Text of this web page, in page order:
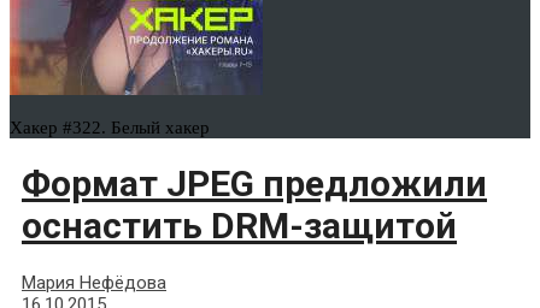
Хакер #322. Белый хакер
Формат JPEG предложили
оснастить DRM-защитой
Мария Нефёдова